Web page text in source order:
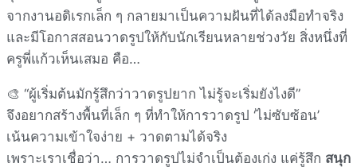
จากงานอดิเรกเล็ก ๆ กลายมาเป็นความฝันที่ได้ลงมือทำจริง
และมีโอกาสสอนวาดรูปให้กับนักเรียนหลายช่วงวัย สิ่งหนึ่งที่
ครูพี่แก้วเห็นเสมอ คือ…
🎨 “ผู้เริ่มต้นมักรู้สึกว่าวาดรูปยาก ไม่รู้จะเริ่มยังไงดี”
จึงอยากสร้างพื้นที่เล็ก ๆ ที่ทำให้การวาดรูป ‘ไม่ซับซ้อน’
เน้นความเข้าใจง่าย + วาดตามได้จริง
เพราะเราเชื่อว่า… การวาดรูปไม่จำเป็นต้องเก่ง แค่รู้สึก สนุก